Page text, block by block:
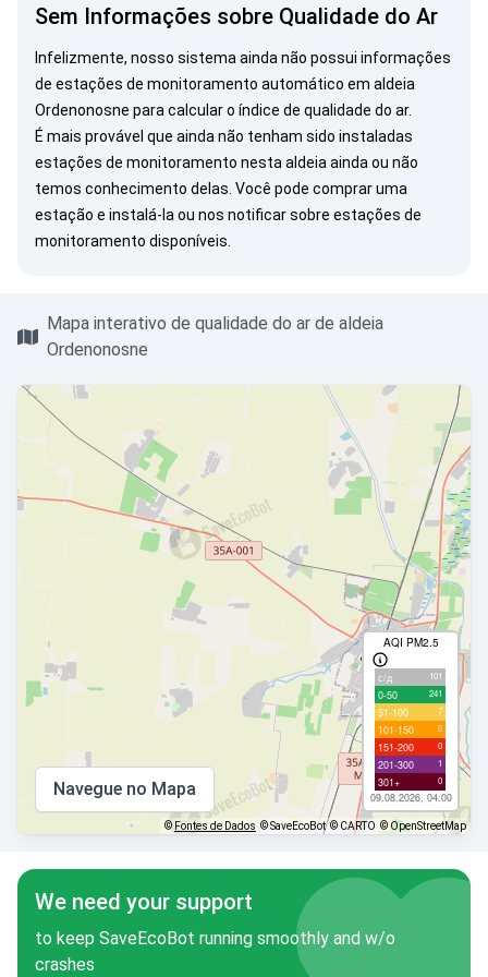
Sem Informações sobre Qualidade do Ar
Infelizmente, nosso sistema ainda não possui informações
de estações de monitoramento automático em aldeia
Ordenonosne para calcular o índice de qualidade do ar.
É mais provável que ainda não tenham sido instaladas
estações de monitoramento nesta aldeia ainda ou não
temos conhecimento delas. Você pode comprar uma
estação e instalá-la ou nos notificarsobre estações de
monitoramento disponíveis.
Mapa interativo de qualidade do ar de aldeia
Ordenonosne
AQI PM2.5
с/д 101
0-50 241
51-100 7
101-150 0
151-200 0
201-300 1
301+ 0
09.08.2026, 04:00
Navegue no Mapa
© Fontes de Dados © SaveEcoBot © CARTO © OpenStreetMap
We need your support
to keep SaveEcoBot running smoothly and w/o
crashes